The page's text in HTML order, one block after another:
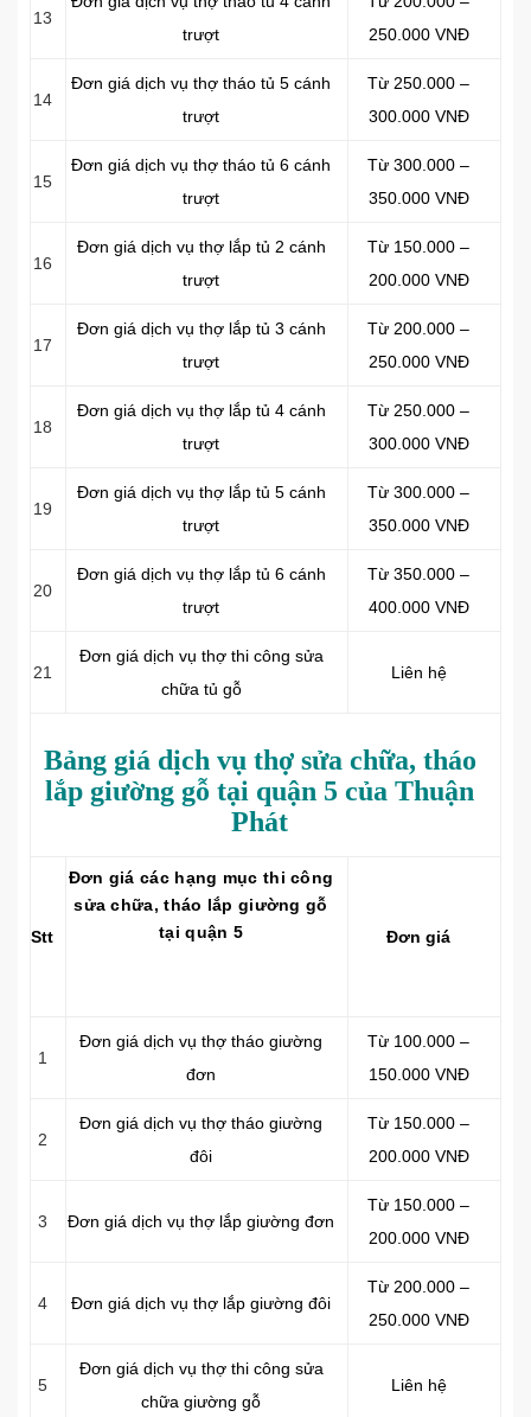
13
trượt
250.000 VNĐ
14
Đơn giá dịch vụ thợ tháo tủ 5 cánh
trượt
Từ 250.000 –
300.000 VNĐ
15
Đơn giá dịch vụ thợ tháo tủ 6 cánh
trượt
Từ 300.000 –
350.000 VNĐ
16
Đơn giá dịch vụ thợ lắp tủ 2 cánh
trượt
Từ 150.000 –
200.000 VNĐ
17
Đơn giá dịch vụ thợ lắp tủ 3 cánh
trượt
Từ 200.000 –
250.000 VNĐ
18
Đơn giá dịch vụ thợ lắp tủ 4 cánh
trượt
Từ 250.000 –
300.000 VNĐ
19
Đơn giá dịch vụ thợ lắp tủ 5 cánh
trượt
Từ 300.000 –
350.000 VNĐ
20
Đơn giá dịch vụ thợ lắp tủ 6 cánh
trượt
Từ 350.000 –
400.000 VNĐ
21
Đơn giá dịch vụ thợ thi công sửa
chữa tủ gỗ
Liên hệ
Bảng giá dịch vụ thợ sửa chữa, tháo
lắp giường gỗ tại quận 5 của Thuận
Phát
Stt
Đơn giá các hạng mục thi công
sửa chữa, tháo lắp giường gỗ
tại quận 5
Đơn giá
1
Đơn giá dịch vụ thợ tháo giường
đơn
Từ 100.000 –
150.000 VNĐ
2
Đơn giá dịch vụ thợ tháo giường
đôi
Từ 150.000 –
200.000 VNĐ
3 Đơn giá dịch vụ thợ lắp giường đơn
Từ 150.000 –
200.000 VNĐ
4 Đơn giá dịch vụ thợ lắp giường đôi
Từ 200.000 –
250.000 VNĐ
5
Đơn giá dịch vụ thợ thi công sửa
chữa giường gỗ
Liên hệ